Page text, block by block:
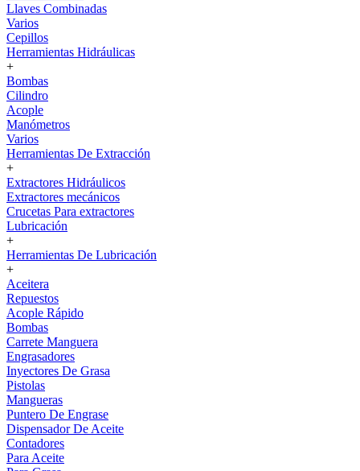
Llaves Combinadas
Varios
Cepillos
Herramientas Hidráulicas
+
Bombas
Cilindro
Acople
Manómetros
Varios
Herramientas De Extracción
+
Extractores Hidráulicos
Extractores mecánicos
Crucetas Para extractores
Lubricación
+
Herramientas De Lubricación
+
Aceitera
Repuestos
Acople Rápido
Bombas
Carrete Manguera
Engrasadores
Inyectores De Grasa
Pistolas
Mangueras
Puntero De Engrase
Dispensador De Aceite
Contadores
Para Aceite